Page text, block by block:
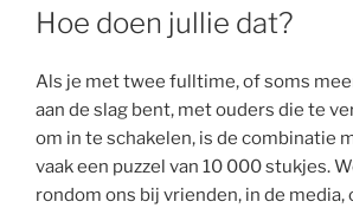
OP
Hoe doen jullie dat?
Als je met twee fulltime, of soms
aan de slag bent, met ouders die te
om in te schakelen, is de combinatie
vaak een puzzel van 10 000 stukjes.
rondom ons bij vrienden, in de media,